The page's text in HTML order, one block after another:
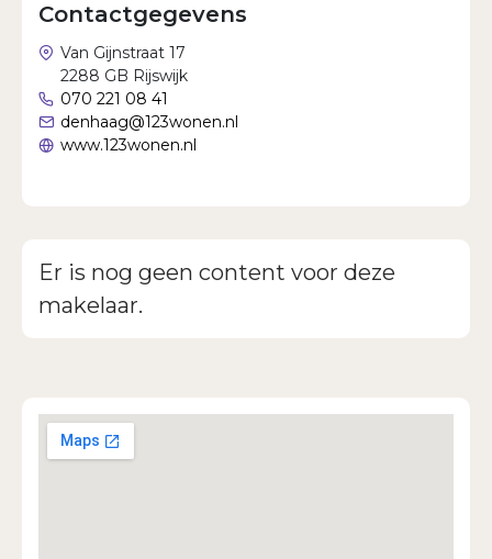
Contactgegevens
Van Gijnstraat 17
2288 GB Rijswijk
070 221 08 41
denhaag@123wonen.nl
www.123wonen.nl
Er is nog geen content voor deze
makelaar.